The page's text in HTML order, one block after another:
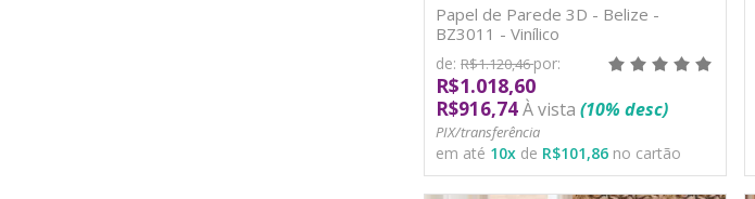
Papel de Parede 3D - Belize -
BZ3011 - Vinílico
de: R$1.120,46por:
R$1.018,60
R$916,74À vista (10% desc)
PIX/transferência
em até 10x de R$101,86 no cartão